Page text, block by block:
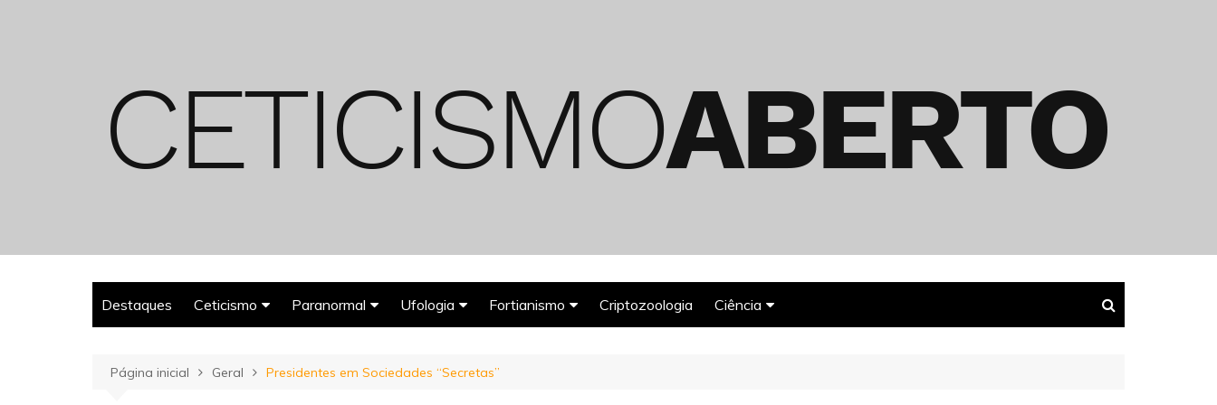
Destaques Ceticismo
Espiritualismo
Paranormal Ufologia
Deuses Astronautas
Fortianismo Criptozoologia Ciência
Página inicial Geral Presidentes em Sociedades “Secretas”